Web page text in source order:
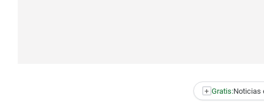
+ Gratis:Noticias